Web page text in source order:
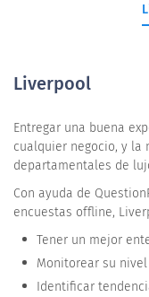
Liverpool
Entregar una buena
cualquier negocio, y la
departamentales de
Con ayuda de
encuestas offline,
Tener un mejor
Monitorear su
Identificar